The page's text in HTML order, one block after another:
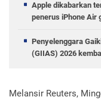
Apple dikabarkan
penerus iPhone Air
Penyelenggara
(GIIAS) 2026
Melansir Reuters,